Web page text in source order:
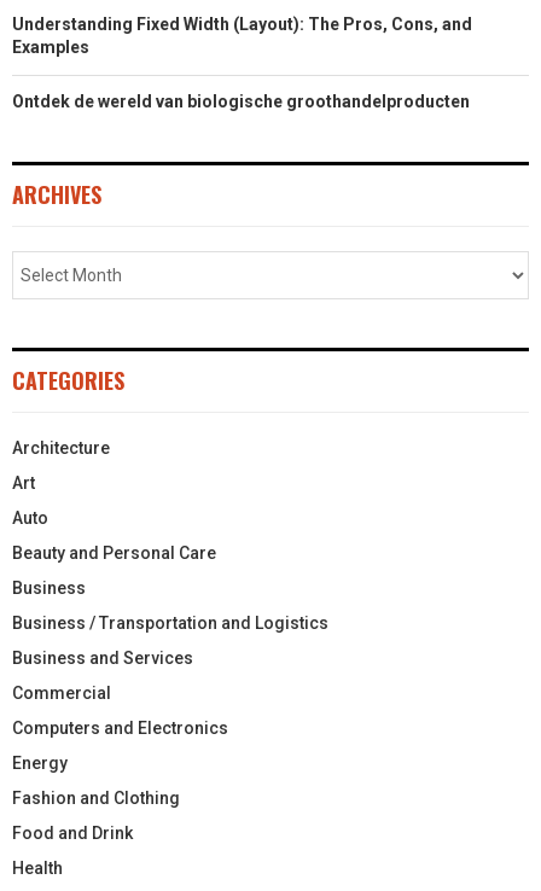
Understanding Fixed Width (Layout): The Pros, Cons, and
Examples
Ontdek de wereld van biologische groothandelproducten
ARCHIVES
CATEGORIES
Architecture
Art
Auto
Beauty and Personal Care
Business
Business / Transportation and Logistics
Business and Services
Commercial
Computers and Electronics
Energy
Fashion and Clothing
Food and Drink
Health